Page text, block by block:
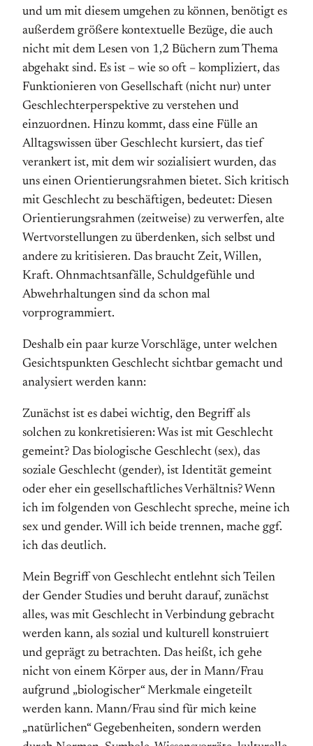
und um mit diesem umgehen zu können, benötigt es
außerdem größere kontextuelle Bezüge, die auch
nicht mit dem Lesen von 1,2 Büchern zum Thema
abgehakt sind. Es ist – wie so oft – kompliziert, das
Funktionieren von Gesellschaft (nicht nur) unter
Geschlechterperspektive zu verstehen und
einzuordnen. Hinzu kommt, dass eine Fülle an
Alltagswissen über Geschlecht kursiert, das tief
verankert ist, mit dem wir sozialisiert wurden, das
uns einen Orientierungsrahmen bietet. Sich kritisch
mit Geschlecht zu beschäftigen, bedeutet: Diesen
Orientierungsrahmen (zeitweise) zu verwerfen, alte
Wertvorstellungen zu überdenken, sich selbst und
andere zu kritisieren. Das braucht Zeit, Willen,
Kraft. Ohnmachtsanfälle, Schuldgefühle und
Abwehrhaltungen sind da schon mal
vorprogrammiert.
Deshalb ein paar kurze Vorschläge, unter welchen
Gesichtspunkten Geschlecht sichtbar gemacht und
analysiert werden kann:
Zunächst ist es dabei wichtig, den Begriff als
solchen zu konkretisieren: Was ist mit Geschlecht
gemeint? Das biologische Geschlecht (sex), das
soziale Geschlecht (gender), ist Identität gemeint
oder eher ein gesellschaftliches Verhältnis? Wenn
ich im folgenden von Geschlecht spreche, meine ich
sex und gender. Will ich beide trennen, mache ggf.
ich das deutlich.
Mein Begriff von Geschlecht entlehnt sich Teilen
der Gender Studies und beruht darauf, zunächst
alles, was mit Geschlecht in Verbindung gebracht
werden kann, als sozial und kulturell konstruiert
und geprägt zu betrachten. Das heißt, ich gehe
nicht von einem Körper aus, der in Mann/Frau
aufgrund „biologischer“ Merkmale eingeteilt
werden kann. Mann/Frau sind für mich keine
„natürlichen“ Gegebenheiten, sondern werden